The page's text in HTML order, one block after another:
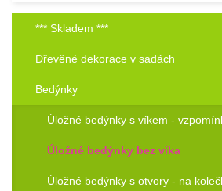
*** Skladem ***
Dřevěné dekorace v sadách
Bedýnky
Úložné bedýnky s víkem -
Úložné bedýnky bez víka
Úložné bedýnky s otvory - na